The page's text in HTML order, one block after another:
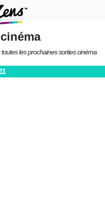
les prochaines sorties cinéma